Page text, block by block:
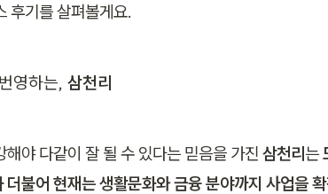
후기를 살펴볼게요.
영하는, 삼천리
해야 다같이 잘 될 수 있다는 믿음을 가진 삼천리는
더불어 현재는 생활문화와 금융 분야까지 사업을